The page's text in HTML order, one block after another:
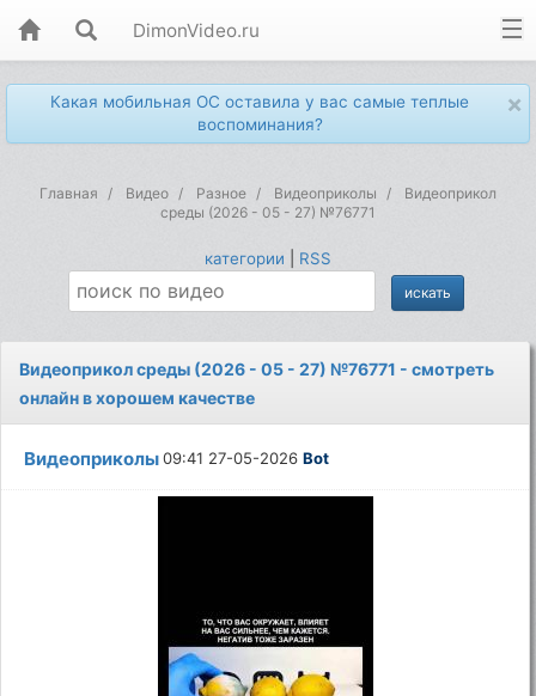
DimonVideo.ru
×
Какая мобильная ОС оставила у вас самые теплые
воспоминания?
Главная Видео Разное Видеоприколы
Видеоприкол
среды (2026 - 05 - 27) №76771
категории RSS
Видеоприкол среды (2026 - 05 - 27) №76771 - смотреть
онлайн в хорошем качестве
Видеоприколы09:41 27-05-2026Bot